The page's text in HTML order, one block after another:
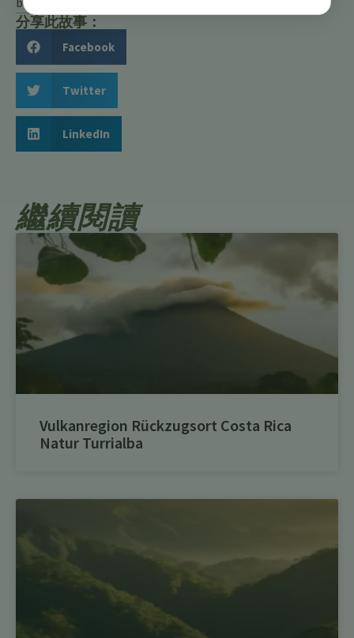
分享此故事：
Facebook
Twitter
LinkedIn
繼續閱讀
Vulkanregion Rückzugsort Costa Rica
Natur Turrialba